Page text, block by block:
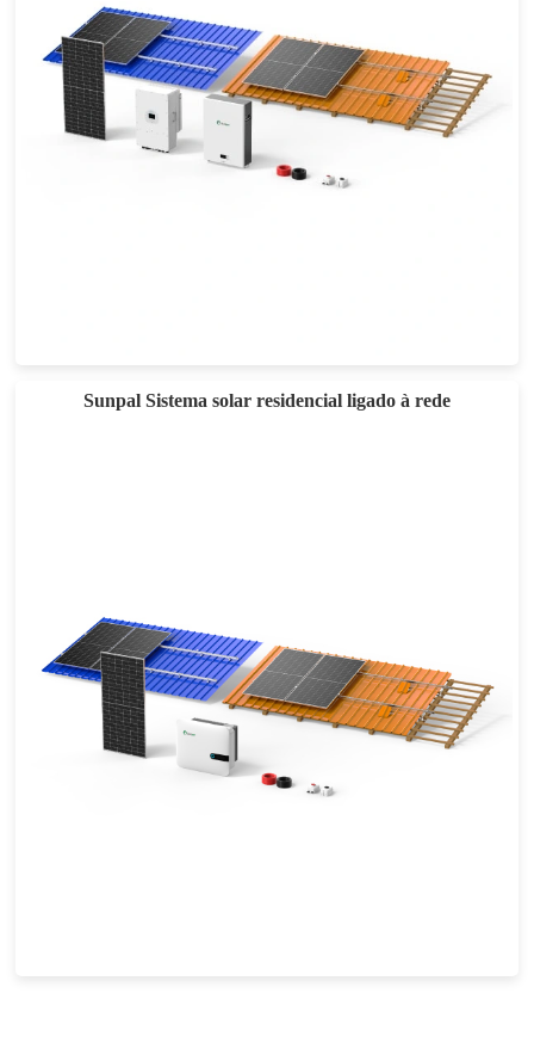
Sunpal Sistema solar residencial ligado à rede